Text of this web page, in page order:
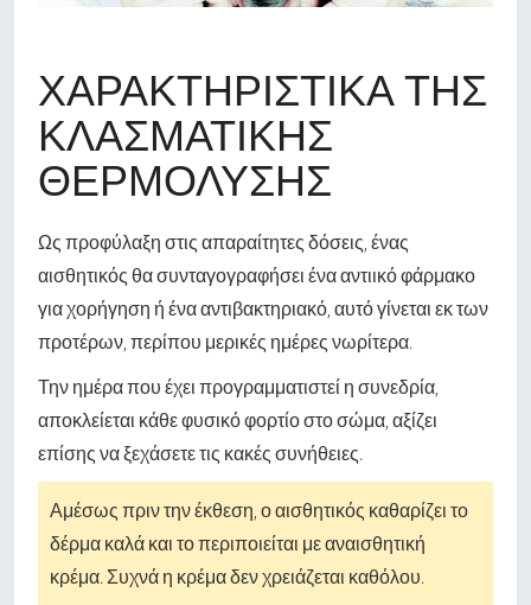
ΧΑΡΑΚΤΗΡΙΣΤΙΚΆ ΤΗΣ
ΚΛΑΣΜΑΤΙΚΉΣ
ΘΕΡΜΌΛΥΣΗΣ
Ως προφύλαξη στις απαραίτητες δόσεις, ένας
αισθητικός θα συνταγογραφήσει ένα αντιικό φάρμακο
για χορήγηση ή ένα αντιβακτηριακό, αυτό γίνεται εκ των
προτέρων, περίπου μερικές ημέρες νωρίτερα.
Την ημέρα που έχει προγραμματιστεί η συνεδρία,
αποκλείεται κάθε φυσικό φορτίο στο σώμα, αξίζει
επίσης να ξεχάσετε τις κακές συνήθειες.
Αμέσως πριν την έκθεση, ο αισθητικός καθαρίζει το
δέρμα καλά και το περιποιείται με αναισθητική
κρέμα. Συχνά η κρέμα δεν χρειάζεται καθόλου.